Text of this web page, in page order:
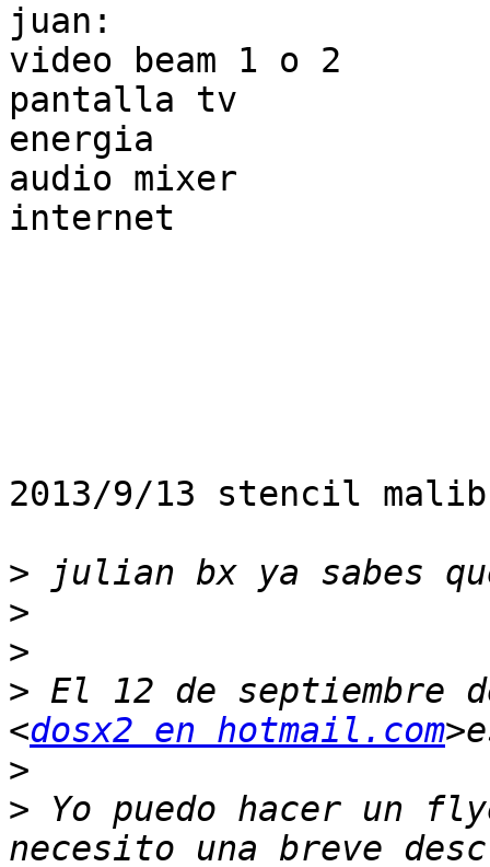
juan:
video beam 1 o 2
pantalla tv
energia
audio mixer
internet
2013/9/13 stencil
>
>
>
> El 12 de septiembre
<dosx2 en hotmail.com
>
> Yo puedo hacer un